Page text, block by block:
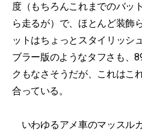
度（もちろんこれまでのバッ
ら走るが）で、ほとんど装飾
ットはちょっとスタイリッシ
ブラー版のようなタフさも、
クもなさそうだが、これはこ
合っている。
いわゆるアメ車のマッスル